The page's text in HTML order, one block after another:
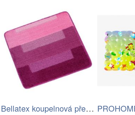
Bellatex koupelnová předložka BANY…